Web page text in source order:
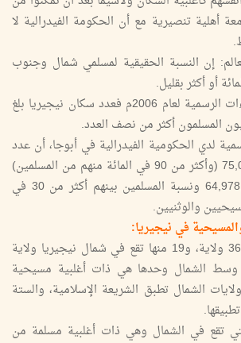
حوالي 40 جامعة أهلية تنصيرية مع أن الحكومة الفيدرالية لا
إن النسبة الحقيقية لمسلمي شمال وجنوب
فحسب نتائج الإحصاءات الرسمية لعام 2006م فعدد سكان نيجيريا بلغ
لدي الحكومية الفيدرالية في أبوجا، أن عدد
الشماليين بلغ 75,025,166 (وأكثر من 90 في المائة منهم من المسلمين)
وعدد الجنوبيين 64,978,376 ونسبة المسلمين بينهم أكثر من 30 في
والوثنيين.
في نيجيريا:
ولايات نيجيريا بلغت 36 ولاية، و19 منها تقع في شمال نيجيريا ولاية
وسط الشمال وحدها هي ذات أغلبية مسيحية
70% و12 من ولايات الشمال تطبق الشريعة الإسلامية، والستة
تقع في الشمال وهي ذات أغلبية مسلمة من